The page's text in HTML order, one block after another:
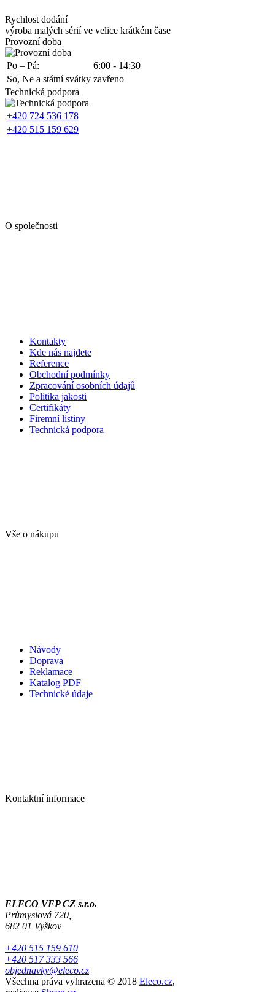
Rychlost dodání
výroba malých sérií ve velice krátkém čase
Provozní doba
Po – Pá:
6:00 - 14:30
So, Ne a státní svátky zavřeno
Technická podpora
+420 724 536 178
+420 515 159 629
O společnosti
Kontakty
Kde nás najdete
Reference
Obchodní podmínky
Zpracování osobních údajů
Politika jakosti
Certifikáty
Firemní listiny
Technická podpora
Vše o nákupu
Návody
Doprava
Reklamace
Katalog PDF
Technické údaje
Kontaktní informace
ELECO VEP CZ s.r.o.
Průmyslová 720,
682 01 Vyškov
+420 515 159 610
+420 517 333 566
objednavky@eleco.cz
Všechna práva vyhrazena © 2018 Eleco.cz,